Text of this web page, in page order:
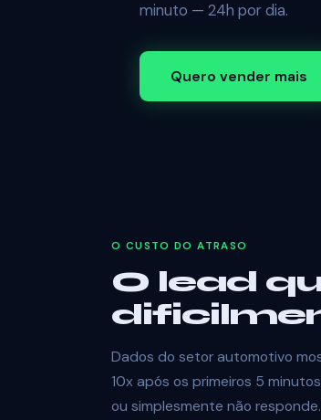
minuto — 24h por dia.
Quero vender mais
O CUSTO DO ATRASO
O lead
Dados do setor automotivo
10x após os primeiros 5
ou simplesmente não responde.